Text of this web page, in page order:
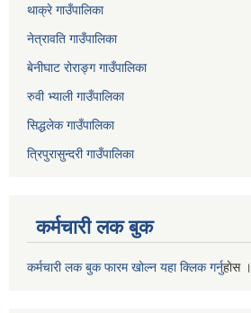
थाक्रे गाउँपालिका
नेत्रावति गाउँपालिका
बेनीघाट रोराङ्ग गाउँपालिका
रुवी भ्याली गाउँपालिका
सिद्धलेक गाउँपालिका
त्रिपुरासुन्दरी गाउँपालिका
कर्मचारी लक बुक
कर्मचारी लक बुक फारम खोल्न यहा क्लिक गर्नुहाेस ।